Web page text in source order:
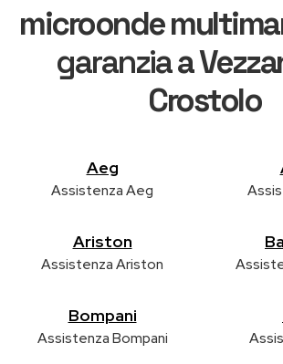
microonde
garanziaa
Crostolo
Aeg
Assistenza Aeg
Ariston
Assistenza Ariston
Bompani
Assistenza Bompani